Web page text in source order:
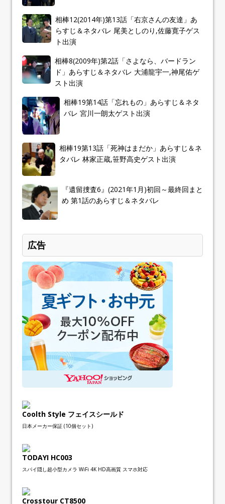
相棒12(2014年)第13話「右京さんの友達」あ
らすじ＆ネタバレ 尾美としのり,佐藤寛子ゲス
ト出演
相棒8(2009年)第2話「さよなら、バードラン
ド」あらすじ＆ネタバレ 大浦龍宇一,神尾佑ゲ
スト出演
相棒19第14話「忘れもの」あらすじ＆ネタ
バレ 宮川一朗太ゲスト出演
相棒19第13話「死神はまだか」あらすじ＆ネ
タバレ 林家正蔵,笹野高史ゲスト出演
『遺留捜査6』(2021年1月)初回～最終回まと
め 第1話のあらすじ＆ネタバレ
広告
Coolth Style フェイスシールド
日本メーカー保証 (10個セット)
TODAYI HC003
スパイ隠し超小型カメラ WiFi 4K HD高画質 スマホ対応
Crosstour CT8500